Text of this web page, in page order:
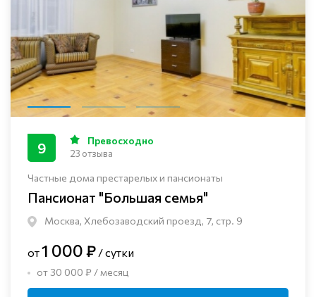
Частные дома престарелых и пансионаты
Пансионат "Большая семья"
Москва, Хлебозаводский проезд, 7, стр. 9
9 Превосходно
23 отзыва
от1 000 ₽ / сутки
от 30 000 ₽ / месяц